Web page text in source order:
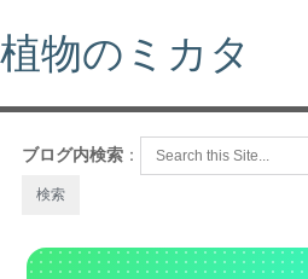
植物のミカタ
ブログ内検索 ：